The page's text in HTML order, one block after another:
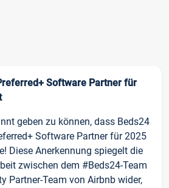
Software Partner für
geben zu können, dass Beds24
Software Partner für 2025
Diese Anerkennung spiegelt die
zwischen dem #Beds24-Team
Partner-Team von Airbnb wider,